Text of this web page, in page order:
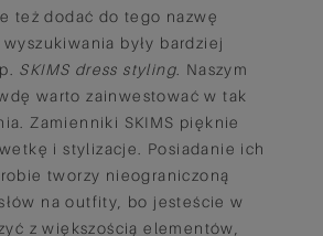
też dodać do tego nazwę
były bardziej
SKIMS dress styling . Naszym
warto zainwestować w tak
Zamienniki SKIMS pięknie
i stylizacje. Posiadanie ich
tworzy nieograniczoną
na outfity, bo jesteście w
z większością elementów,